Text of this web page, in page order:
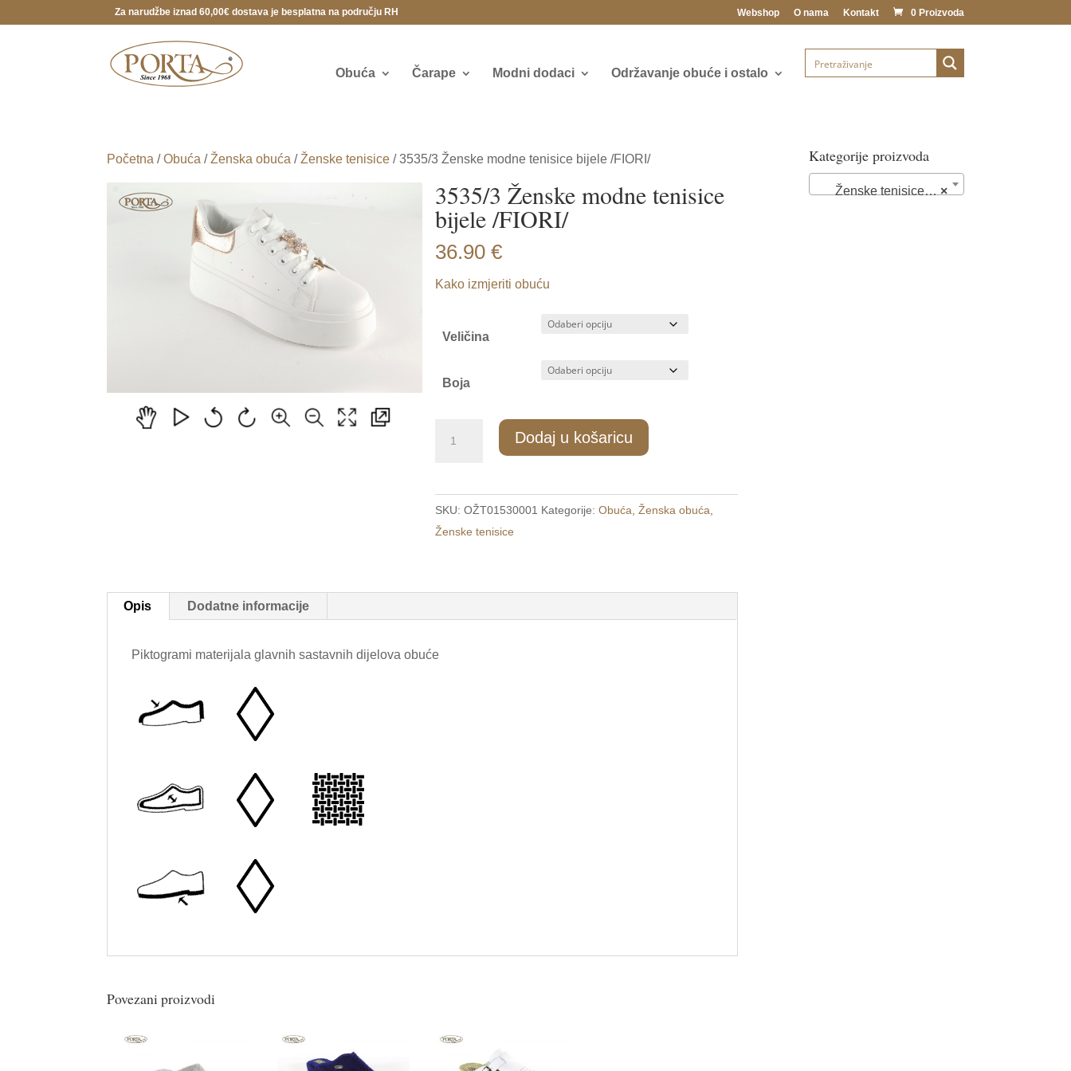
Za narudžbe iznad 60,00€ dostava je besplatna na području RH Webshop O nama Kontakt 0 Proizvoda
Obuća Čarape Modni dodaci Održavanje obuće i ostalo
Početna /Obuća /Ženska obuća /Ženske tenisice / 3535/3 Ženske modne tenisice bijele /FIORI/
3535/3 Ženske modne tenisice
bijele /FIORI/
36.90€
Kako izmjeriti obuću
Veličina
Boja
tenisice
bijele
/FIORI/
Dodaj u košaricu
SKU:OŽT01530001 Kategorije:Obuća ,Ženska obuća
Ženske tenisice
Opis Dodatne informacije
Piktogrami materijala glavnih sastavnih dijelova obuće
Povezani proizvodi
Kategorije proizvoda
×
Ženske tenisice (76)